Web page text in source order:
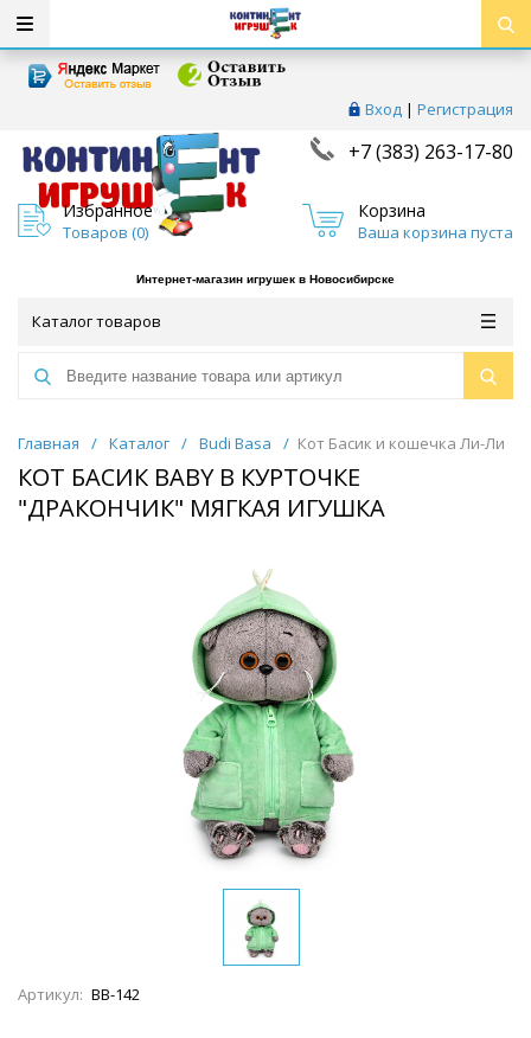
Вход | Регистрация
+7 (383) 263-17-80
Избранное
Товаров (0)
Корзина
Ваша корзина пуста
Интернет-магазин игрушек в Новосибирске
Каталог товаров
Главная / Каталог / Budi Basa / Кот Басик и кошечка Ли-Ли
КОТ БАСИК BABY В КУРТОЧКЕ
"ДРАКОНЧИК" МЯГКАЯ ИГУШКА
Артикул: BB-142